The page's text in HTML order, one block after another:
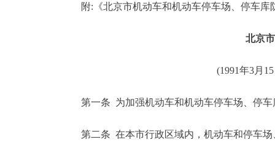
附:《北京市机动车和机动车停车场、停车库
北京
(1991年3月
第一条 为加强机动车和机动车停车场、停车
第二条 在本市行政区域内，机动车和停车场